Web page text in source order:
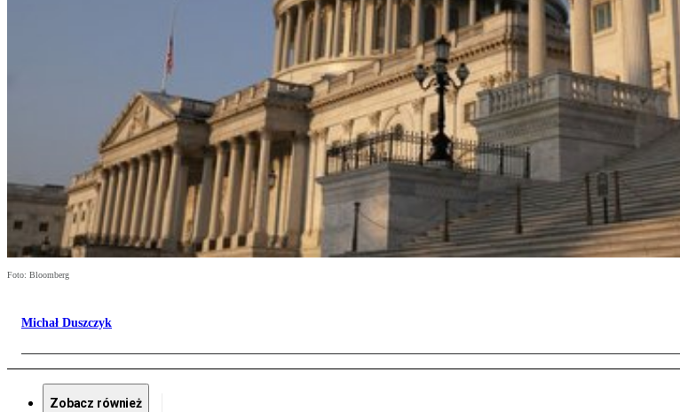
Foto: Bloomberg
Michał Duszczyk
Zobacz również